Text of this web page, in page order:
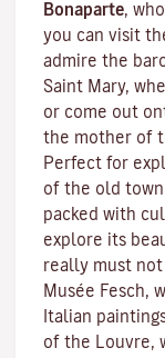
Bonaparte,
you can visit
admire the
Saint Mary,
or come out
the mother of
Perfect for
of the old
packed with
explore its
really must
Musée Fesch,
Italian
of the Louvre,